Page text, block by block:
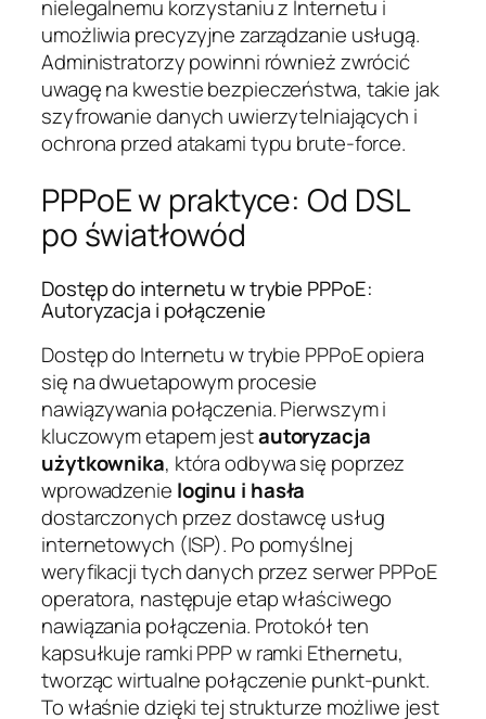
nielegalnemu korzystaniu z Internetu i
umożliwia precyzyjne zarządzanie usługą.
Administratorzy powinni również zwrócić
uwagę na kwestie bezpieczeństwa, takie jak
szyfrowanie danych uwierzytelniających i
ochrona przed atakami typu brute-force.
PPPoE w praktyce: Od DSL
po światłowód
Dostęp do internetu w trybie PPPoE:
Autoryzacja i połączenie
Dostęp do Internetu w trybie PPPoE opiera
się na dwuetapowym procesie
nawiązywania połączenia. Pierwszym i
kluczowym etapem jestautoryzacja
użytkownika, która odbywa się poprzez
wprowadzenie loginu i hasła
dostarczonych przez dostawcę usług
internetowych (ISP). Po pomyślnej
weryfikacji tych danych przez serwer PPPoE
operatora, następuje etap właściwego
nawiązania połączenia. Protokół ten
kapsułkuje ramki PPP w ramki Ethernetu,
tworząc wirtualne połączenie punkt-punkt.
To właśnie dzięki tej strukturze możliwe jest